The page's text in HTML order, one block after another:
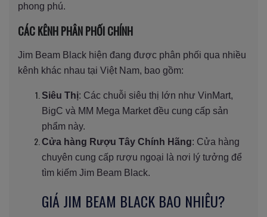
phong phú.
CÁC KÊNH PHÂN PHỐI CHÍNH
Jim Beam Black hiện đang được phân phối qua nhiều
kênh khác nhau tại Việt Nam, bao gồm:
Siêu Thị: Các chuỗi siêu thị lớn như VinMart,
BigC và MM Mega Market đều cung cấp sản
phẩm này.
Cửa hàng Rượu Tây Chính Hãng: Cửa hàng
chuyên cung cấp rượu ngoại là nơi lý tưởng để
tìm kiếm Jim Beam Black.
GIÁ JIM BEAM BLACK BAO NHIÊU?